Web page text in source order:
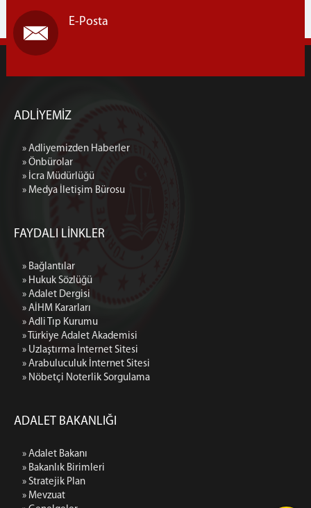
E-Posta
ADLİYEMİZ
» Adliyemizden Haberler
» Önbürolar
» İcra Müdürlüğü
» Medya İletişim Bürosu
FAYDALI LİNKLER
» Bağlantılar
» Hukuk Sözlüğü
» Adalet Dergisi
» AİHM Kararları
» Adli Tıp Kurumu
» Türkiye Adalet Akademisi
» Uzlaştırma İnternet Sitesi
» Arabuluculuk İnternet Sitesi
» Nöbetçi Noterlik Sorgulama
ADALET BAKANLIĞI
» Adalet Bakanı
» Bakanlık Birimleri
» Stratejik Plan
» Mevzuat